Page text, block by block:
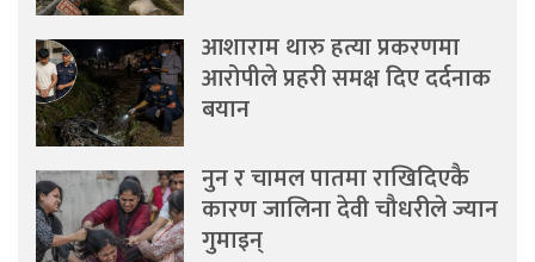
आशाराम थारु हत्या प्रकरणमा
आरोपीले प्रहरी समक्ष दिए दर्दनाक
बयान
नुन र चामल पातमा राखिदिएकै
कारण जालिना देवी चौधरीले ज्यान
गुमाइन्